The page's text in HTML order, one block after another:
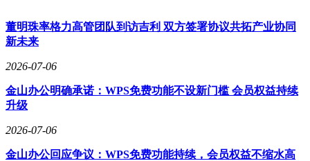
董明珠率格力高管团队到访吉利 双方签署协议共拓产业协同
新未来
2026-07-06
金山办公明确承诺：WPS免费功能不设新门槛 会员权益持续
升级
2026-07-06
金山办公回应争议：WPS免费功能持续，会员权益不缩水高